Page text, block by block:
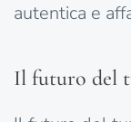
autentica e
Il futuro del